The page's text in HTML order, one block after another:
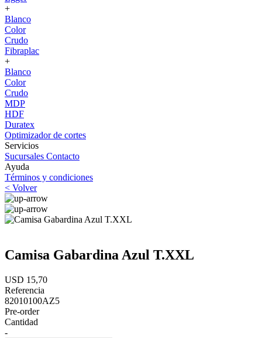
+
Blanco
Color
Crudo
Fibraplac
+
Blanco
Color
Crudo
MDP
HDF
Duratex
Optimizador de cortes
Servicios
Sucursales Contacto
Ayuda
Términos y condiciones
< Volver
Camisa Gabardina Azul T.XXL
USD 15,70
Referencia
82010100AZ5
Pre-order
Cantidad
-